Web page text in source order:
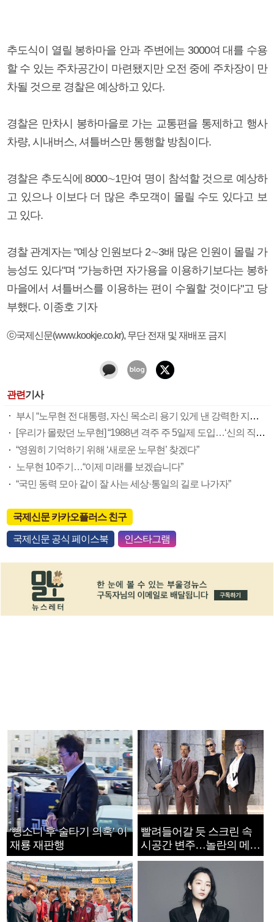
추도식이 열릴 봉하마을 안과 주변에는 3000여 대를 수용
할 수 있는 주차공간이 마련됐지만 오전 중에 주차장이 만
차될 것으로 경찰은 예상하고 있다.
경찰은 만차시 봉하마을로 가는 교통편을 통제하고 행사
차량, 시내버스, 셔틀버스만 통행할 방침이다.
경찰은 추도식에 8000∼1만여 명이 참석할 것으로 예상하
고 있으나 이보다 더 많은 추모객이 몰릴 수도 있다고 보
고 있다.
경찰 관계자는 "예상 인원보다 2∼3배 많은 인원이 몰릴 가
능성도 있다"며 "가능하면 자가용을 이용하기보다는 봉하
마을에서 셔틀버스를 이용하는 편이 수월할 것이다"고 당
부했다. 이종호 기자
ⓒ국제신문(www.kookje.co.kr), 무단 전재 및 재배포 금지
관련기사
부시 “노무현 전 대통령, 자신 목소리 용기 있게 낸 강력한 지도자”
[우리가 몰랐던 노무현] “1988년 격주 주 5일제 도입…‘신의 직장’ 부러움 사”
“영원히 기억하기 위해 ‘새로운 노무현’ 찾겠다”
노무현 10주기…“이제 미래를 보겠습니다”
“국민 동력 모아 같이 잘 사는 세상·통일의 길로 나가자”
국제신문 카카오플러스 친구
국제신문 공식 페이스북 인스타그램
‘뺑소니 후 술타기 의혹’ 이
재룡 재판행
빨려들어갈 듯 스크린 속
시공간 변주…놀란의 메시
지는 ‘전쟁 속죄’